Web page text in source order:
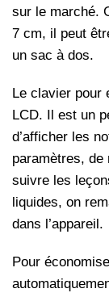
sur le marché.
7 cm, il peut
un sac à dos.
Le clavier pour
LCD. Il est un
d’afficher les
paramètres, de
suivre les
liquides, on
dans l’appareil.
Pour